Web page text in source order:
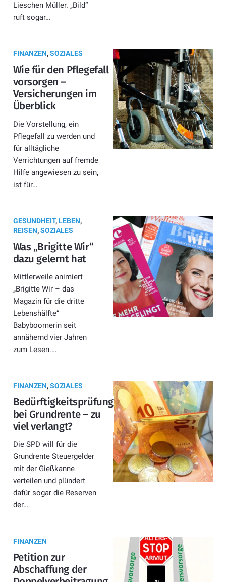
Lieschen Müller. „Bild“
ruft sogar…
FINANZEN,SOZIALES
Wie für den Pflegefall
vorsorgen –
Versicherungen im
Überblick
Die Vorstellung, ein
Pflegefall zu werden und
für alltägliche
Verrichtungen auf fremde
Hilfe angewiesen zu sein,
ist für…
GESUNDHEIT,LEBEN,
REISEN,SOZIALES
Was „Brigitte Wir“
dazu gelernt hat
Mittlerweile animiert
„Brigitte Wir – das
Magazin für die dritte
Lebenshälfte“
Babyboomerin seit
annähernd vier Jahren
zum Lesen.…
FINANZEN,SOZIALES
Bedürftigkeitsprüfung
bei Grundrente – zu
viel verlangt?
Die SPD will für die
Grundrente Steuergelder
mit der Gießkanne
verteilen und plündert
dafür sogar die Reserven
der…
FINANZEN
Petition zur
Abschaffung der